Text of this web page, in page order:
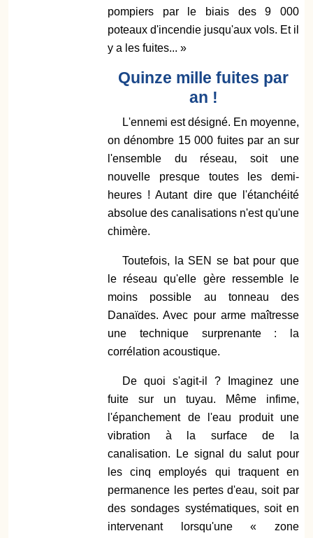
pompiers par le biais des 9 000
poteaux d'incendie jusqu'aux vols. Et il
y a les fuites... »
Quinze mille fuites par
an !
L'ennemi est désigné. En moyenne,
on dénombre 15 000 fuites par an sur
l'ensemble du réseau, soit une
nouvelle presque toutes les demi-
heures ! Autant dire que l'étanchéité
absolue des canalisations n'est qu'une
chimère.
Toutefois, la SEN se bat pour que
le réseau qu'elle gère ressemble le
moins possible au tonneau des
Danaïdes. Avec pour arme maîtresse
une technique surprenante : la
corrélation acoustique.
De quoi s'agit-il ? Imaginez une
fuite sur un tuyau. Même infime,
l'épanchement de l'eau produit une
vibration à la surface de la
canalisation. Le signal du salut pour
les cinq employés qui traquent en
permanence les pertes d'eau, soit par
des sondages systématiques, soit en
intervenant lorsqu'une « zone